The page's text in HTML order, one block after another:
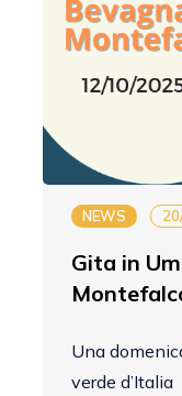
NEWS
Gita in
Una
verde d’Italia